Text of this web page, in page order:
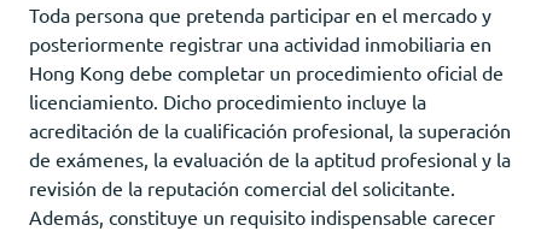
Toda persona que pretenda participar en el mercado y
posteriormente registrar una actividad inmobiliaria en
Hong Kong debe completar un procedimiento oficial de
licenciamiento. Dicho procedimiento incluye la
acreditación de la cualificación profesional, la superación
de exámenes, la evaluación de la aptitud profesional y la
revisión de la reputación comercial del solicitante.
Además, constituye un requisito indispensable carecer